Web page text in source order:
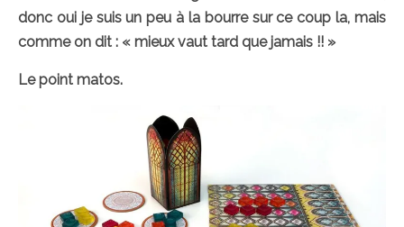
donc oui je suis un peu à la bourre sur ce coup la, mais
comme on dit : « mieux vaut tard que jamais !! »
Le point matos.